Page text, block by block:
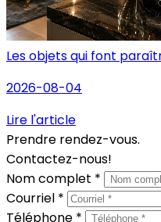
Les objets qui font
2026-08-04
Lire l'article
Prendre rendez-vous.
Contactez-nous!
Nom complet *
Courriel *
Téléphone *